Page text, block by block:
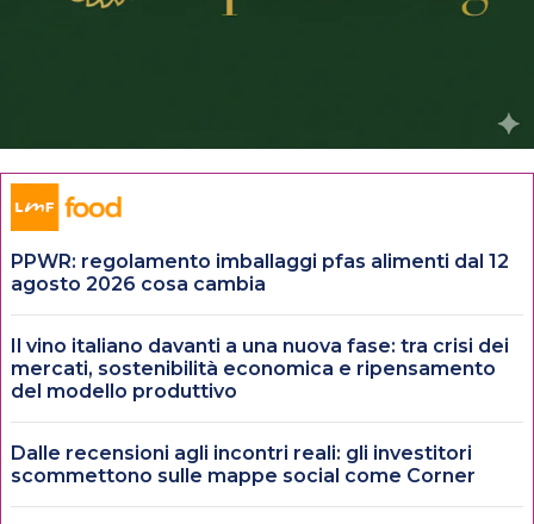
PPWR: regolamento imballaggi pfas alimenti dal 12
agosto 2026 cosa cambia
Il vino italiano davanti a una nuova fase: tra crisi dei
mercati, sostenibilità economica e ripensamento
del modello produttivo
Dalle recensioni agli incontri reali: gli investitori
scommettono sulle mappe social come Corner